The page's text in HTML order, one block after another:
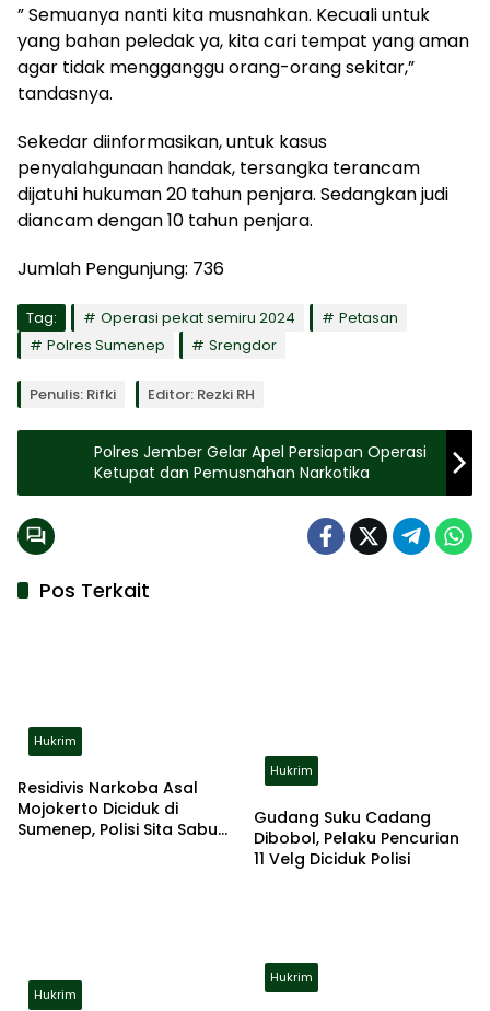
” Semuanya nanti kita musnahkan. Kecuali untuk
yang bahan peledak ya, kita cari tempat yang aman
agar tidak mengganggu orang-orang sekitar,”
tandasnya.
Sekedar diinformasikan, untuk kasus
penyalahgunaan handak, tersangka terancam
dijatuhi hukuman 20 tahun penjara. Sedangkan judi
diancam dengan 10 tahun penjara.
Jumlah Pengunjung: 736
Tag: Operasi pekat semiru 2024
Petasan
Polres Sumenep
Srengdor
Penulis: Rifki Editor: Rezki RH
Polres Jember Gelar Apel Persiapan Operasi
Ketupat dan Pemusnahan Narkotika
Pos Terkait
Hukrim
Residivis Narkoba Asal
Mojokerto Diciduk di
Sumenep, Polisi Sita Sabu
Hukrim
Gudang Suku Cadang
Dibobol, Pelaku Pencurian
11 Velg Diciduk Polisi
Hukrim
Hukrim